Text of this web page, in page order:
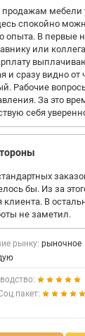
мебели
спокойно
опыта. В первые
или
и сразу видно от
Рабочие
За это
себя
бы. Из за
В
не заметил.
рынку: рыночное